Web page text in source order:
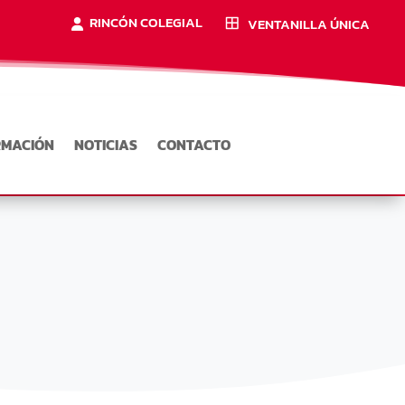
RINCÓN COLEGIAL VENTANILLA ÚNICA
NOTICIAS CONTACTO